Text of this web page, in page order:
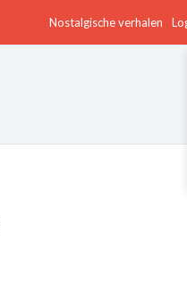
Nostalgische verhalen